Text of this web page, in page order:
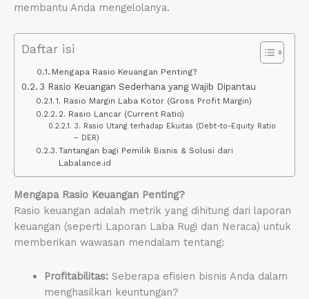
membantu Anda mengelolanya.
Daftar isi
Mengapa Rasio Keuangan Penting?
3 Rasio Keuangan Sederhana yang Wajib Dipantau
1. Rasio Margin Laba Kotor (Gross Profit Margin)
2. Rasio Lancar (Current Ratio)
3. Rasio Utang terhadap Ekuitas (Debt-to-Equity Ratio
– DER)
Tantangan bagi Pemilik Bisnis & Solusi dari
Labalance.id
Mengapa Rasio Keuangan Penting?
Rasio keuangan adalah metrik yang dihitung dari laporan
keuangan (seperti Laporan Laba Rugi dan Neraca) untuk
memberikan wawasan mendalam tentang:
Profitabilitas:Seberapa efisien bisnis Anda dalam
menghasilkan keuntungan?